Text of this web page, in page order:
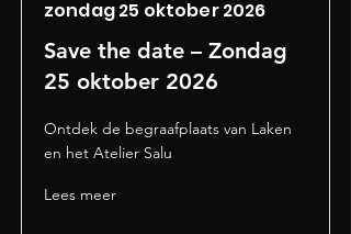
zondag 25 oktober 2026
Save the date – Zondag
25 oktober 2026
Ontdek de begraafplaats van Laken
en het Atelier Salu
Lees meer